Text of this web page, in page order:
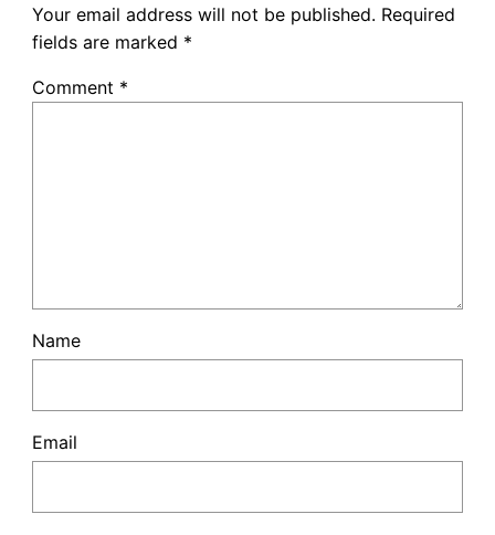
Your email address will not be published. Required
fields are marked *
Comment *
Name
Email